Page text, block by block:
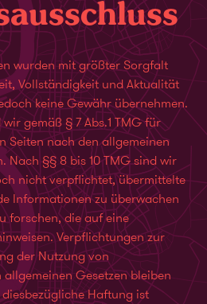
wurden mit größter Sorgfalt
Vollständigkeit und Aktualität
keine Gewähr übernehmen.
gemäß § 7 Abs.1 TMG für
Seiten nach den allgemeinen
Nach §§ 8 bis 10 TMG sind wir
nicht verpflichtet, übermittelte
Informationen zu überwachen
forschen, die auf eine
Verpflichtungen zur
der Nutzung von
Gesetzen bleiben
Haftung ist